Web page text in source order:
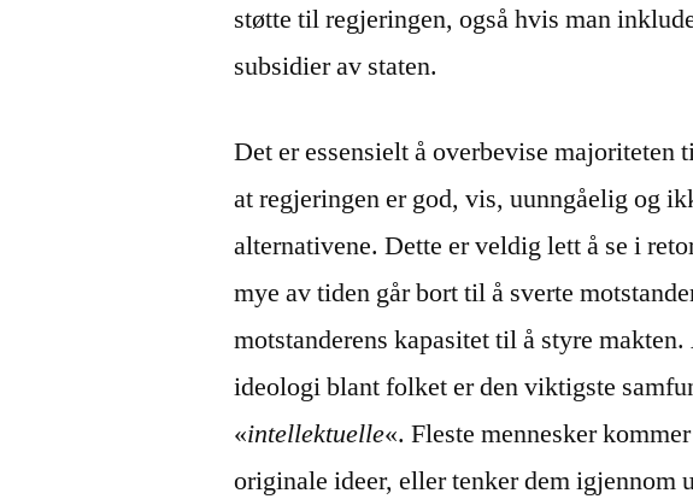
støtte til regjeringen, også hvis man
subsidier av staten.
Det er essensielt å overbevise majoriteten
at regjeringen er god, vis, uunngåelig og
alternativene. Dette er veldig lett å se i
mye av tiden går bort til å sverte
motstanderens kapasitet til å styre
ideologi blant folket er den viktigste
«intellektuelle«. Fleste mennesker
originale ideer, eller tenker dem igjennom